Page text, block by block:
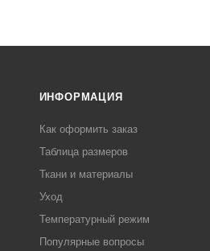
ИНФОРМАЦИЯ
Как оформить заказ
Таблица размеров
Ткани и материалы
Уход
Температурный режим
Популярные вопросы